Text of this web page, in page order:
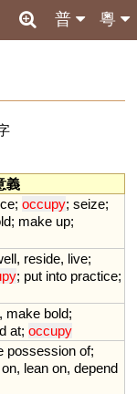
粵
普
義
; occupy; seize;
; make up;
, reside, live;
; put into practice;
, make bold;
at; occupy
possession of;
on, lean on, depend